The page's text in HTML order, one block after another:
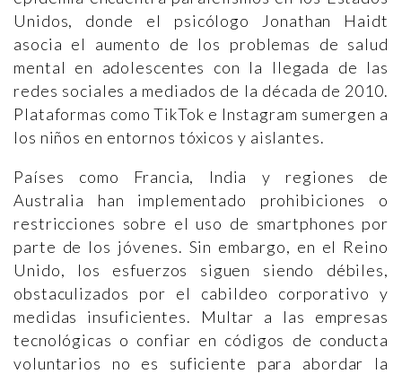
Unidos, donde el psicólogo Jonathan Haidt
asocia el aumento de los problemas de salud
mental en adolescentes con la llegada de las
redes sociales a mediados de la década de 2010.
Plataformas como TikTok e Instagram sumergen a
los niños en entornos tóxicos y aislantes.
Países como Francia, India y regiones de
Australia han implementado prohibiciones o
restricciones sobre el uso de smartphones por
parte de los jóvenes. Sin embargo, en el Reino
Unido, los esfuerzos siguen siendo débiles,
obstaculizados por el cabildeo corporativo y
medidas insuficientes. Multar a las empresas
tecnológicas o confiar en códigos de conducta
voluntarios no es suficiente para abordar la